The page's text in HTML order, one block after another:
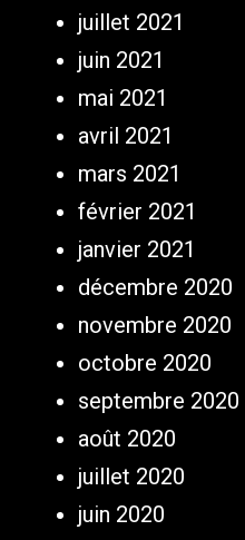
juillet 2021
juin 2021
mai 2021
avril 2021
mars 2021
février 2021
janvier 2021
décembre 2020
novembre 2020
octobre 2020
septembre 2020
août 2020
juillet 2020
juin 2020